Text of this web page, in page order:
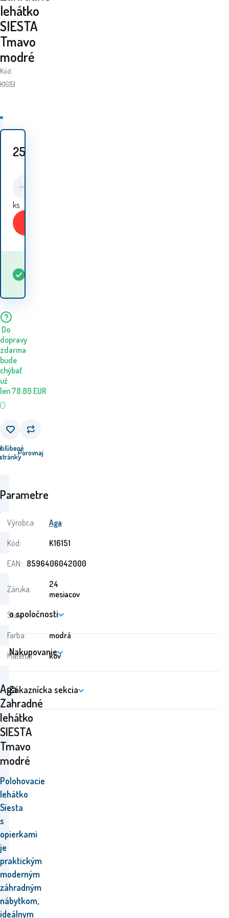
lehátko
SIESTA
Tmavo
modré
Kód:
K16151
25.40
ks
Do
dopravy
zdarma
bude
chýbať
už
len 78.80 EUR
stránkyPorovnaj
Aga
Zahradné
lehátko
SIESTA
Tmavo
modré
Polohovacie
lehátko
Siesta
s
opierkami
je
praktickým
moderným
záhradným
nábytkom,
ideálnym
Parametre
Výrobca:
Aga
Kód:
K16151
EAN: 8596406042000
Záruka:
24
mesiacov
Stav:
Farba:
modrá
Materiál:
kov
o spoločnosti
Nakupovanie
Zákaznícka sekcia